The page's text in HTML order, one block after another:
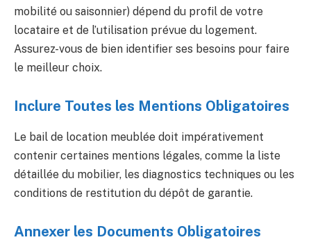
mobilité ou saisonnier) dépend du profil de votre
locataire et de l’utilisation prévue du logement.
Assurez-vous de bien identifier ses besoins pour faire
le meilleur choix.
Inclure Toutes les Mentions Obligatoires
Le bail de location meublée doit impérativement
contenir certaines mentions légales, comme la liste
détaillée du mobilier, les diagnostics techniques ou les
conditions de restitution du dépôt de garantie.
Annexer les Documents Obligatoires